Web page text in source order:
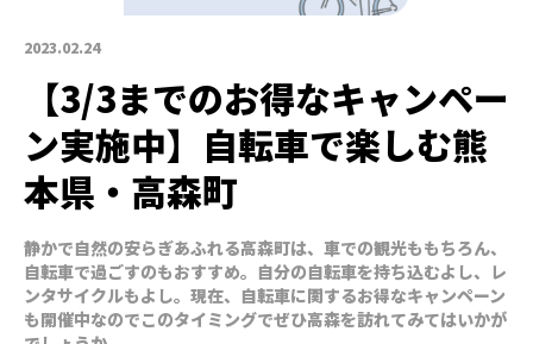
2023.02.24
【3/3までのお得なキャンペー
ン実施中】自転車で楽しむ熊
本県・高森町
静かで自然の安らぎあふれる高森町は、車での観光ももちろん、
自転車で過ごすのもおすすめ。自分の自転車を持ち込むよし、レ
ンタサイクルもよし。現在、自転車に関するお得なキャンペーン
も開催中なのでこのタイミングでぜひ高森を訪れてみてはいかが